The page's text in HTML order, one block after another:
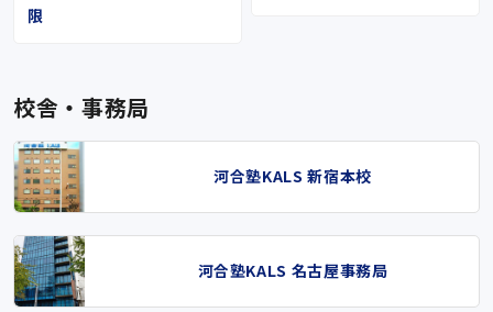
限
校舎・事務局
河合塾KALS 新宿本校
河合塾KALS 名古屋事務局